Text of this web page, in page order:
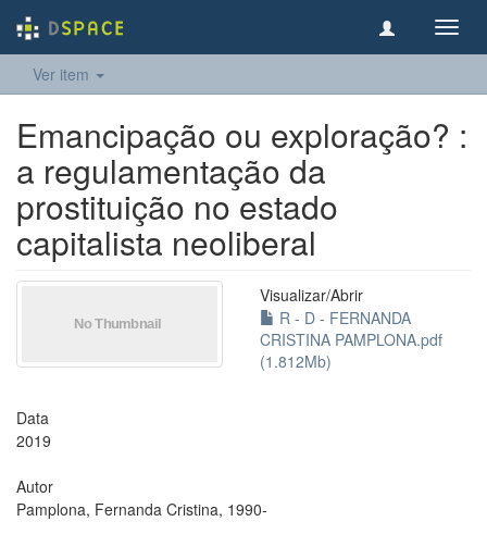
Ver item
Emancipação ou exploração? :
a regulamentação da
prostituição no estado
capitalista neoliberal
Visualizar/Abrir
R - D - FERNANDA
CRISTINA PAMPLONA.pdf
(1.812Mb)
Data
2019
Autor
Pamplona, Fernanda Cristina, 1990-